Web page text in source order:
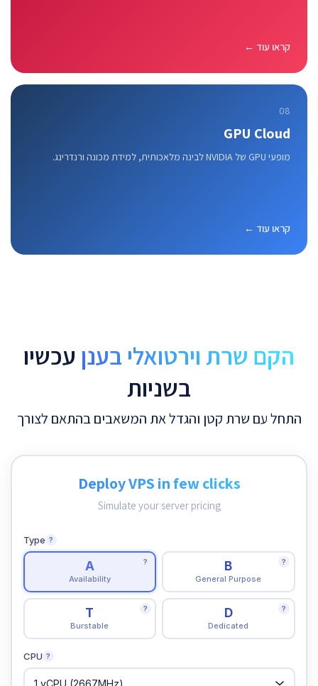
קראו עוד ←
08
GPU Cloud
מופעי GPU של NVIDIA לבינה מלאכותית, למידת מכונה ורנדרינג.
קראו עוד ←
הקם שרת וירטואלי בענן עכשיו
בשניות
התחל עם שרת קטן והגדל את המשאבים בהתאם לצורך
Deploy VPS in few clicks
Simulate your server pricing
Type ?
A
Availability
? B
General Purpose
?
T
Burstable
? D
Dedicated
?
CPU ?